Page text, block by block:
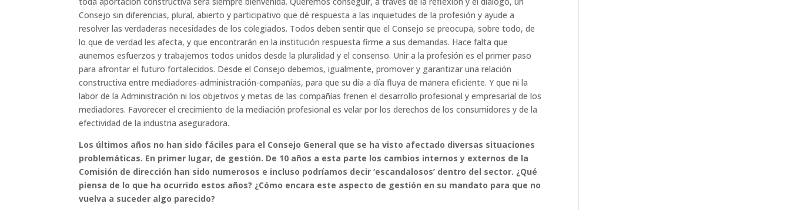
Consejo sin diferencias, plural, abierto y participativo que dé respuesta a las inquietudes de la profesión y ayude a
resolver las verdaderas necesidades de los colegiados. Todos deben sentir que el Consejo se preocupa, sobre todo, de
lo que de verdad les afecta, y que encontrarán en la institución respuesta firme a sus demandas. Hace falta que
aunemos esfuerzos y trabajemos todos unidos desde la pluralidad y el consenso. Unir a la profesión es el primer paso
para afrontar el futuro fortalecidos. Desde el Consejo debemos, igualmente, promover y garantizar una relación
constructiva entre mediadores-administración-compañías, para que su día a día fluya de manera eficiente. Y que ni la
labor de la Administración ni los objetivos y metas de las compañías frenen el desarrollo profesional y empresarial de los
mediadores. Favorecer el crecimiento de la mediación profesional es velar por los derechos de los consumidores y de la
efectividad de la industria aseguradora.
Los últimos años no han sido fáciles para el Consejo General que se ha visto afectado diversas situaciones
problemáticas. En primer lugar, de gestión. De 10 años a esta parte los cambios internos y externos de la
Comisión de dirección han sido numerosos e incluso podríamos decir ‘escandalosos’ dentro del sector. ¿Qué
piensa de lo que ha ocurrido estos años? ¿Cómo encara este aspecto de gestión en su mandato para que no
vuelva a suceder algo parecido?